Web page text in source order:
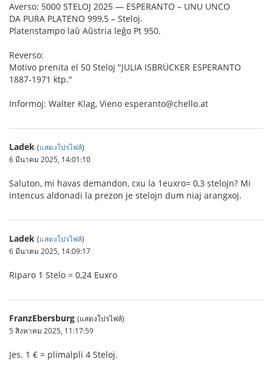
Averso: 5000 STELOJ 2025 — ESPERANTO – UNU UNCO
DA PURA PLATENO 999,5 – Steloj.
Platenstampo laŭ Aŭstria leĝo Pt 950.
Reverso:
Motivo prenita el 50 Steloj "JULIA ISBRÜCKER ESPERANTO
1887-1971 ktp."
Informoj: Walter Klag, Vieno esperanto@chello.at
Ladek (แสดงโปรไฟล์)
6 มีนาคม 2025, 14:01:10
Saluton, mi havas demandon, cxu la 1euxro= 0,3 stelojn? Mi
intencus aldonadi la prezon je stelojn dum niaj arangxoj.
Ladek (แสดงโปรไฟล์)
6 มีนาคม 2025, 14:09:17
Riparo 1 Stelo = 0,24 Euxro
FranzEbersburg (แสดงโปรไฟล์)
5 สิงหาคม 2025, 11:17:59
Jes. 1 € = plimalpli 4 Steloj.